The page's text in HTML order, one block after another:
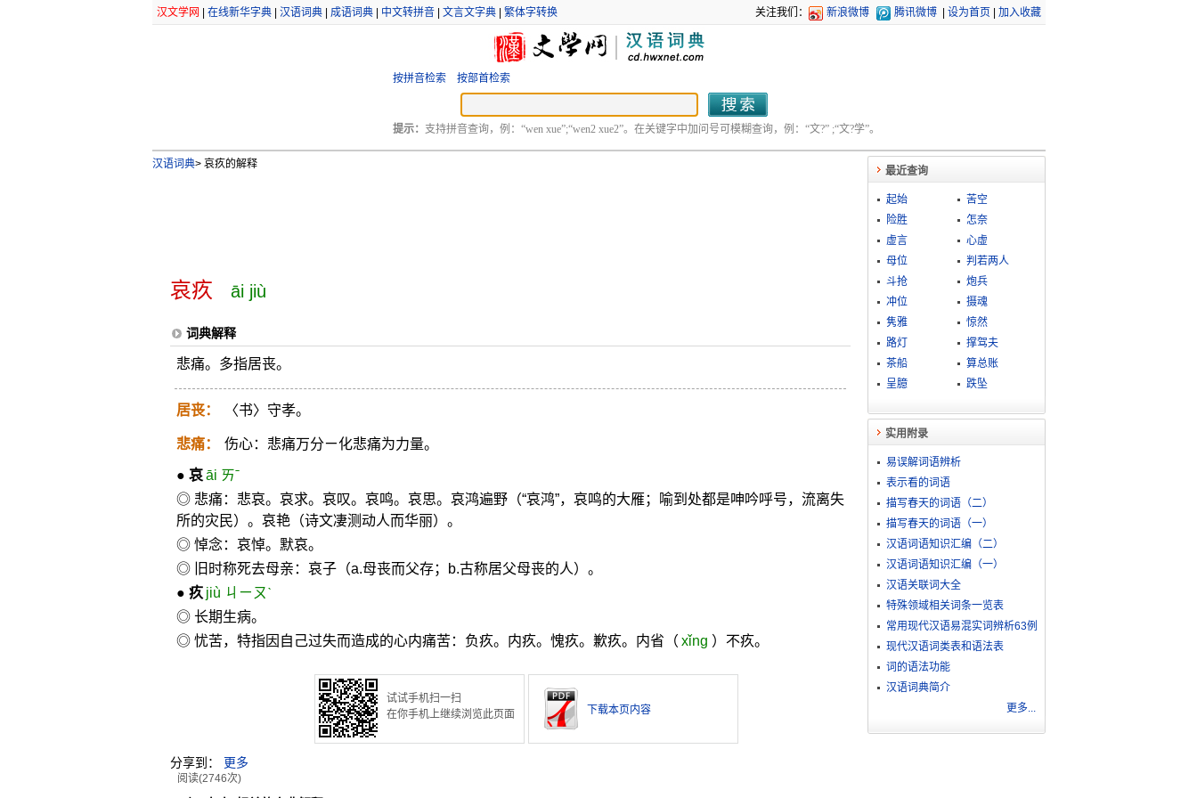
汉文学网 在线新华字典| 汉语词典| 成语词典| 中文转拼音| 文言文字典| 繁体字转换 关注我们： 新浪微博 腾讯微博 设为首页 加入收藏
按拼音检索 按部首检索
提示： 支持拼音查询，例：“wen xue”;“wen2 xue2”。在关键字中加问号可模糊查询，例：“文?” ;“文?学”。
汉语词典>哀疚的解释
哀疚 āi jiù
词典解释
悲痛。多指居丧。
居丧： 〈书〉守孝。
悲痛： 伤心：悲痛万分ㄧ化悲痛为力量。
● 哀 āi ㄞˉ
◎ 悲痛：悲哀。哀求。哀叹。哀鸣。哀思。哀鸿遍野（“哀鸿”，哀鸣的大雁；喻到处都是呻吟呼号，流离失
所的灾民）。哀艳（诗文凄测动人而华丽）。
◎ 悼念：哀悼。默哀。
◎ 旧时称死去母亲：哀子（a.母丧而父存；b.古称居父母丧的人）。
● 疚 jiù ㄐㄧㄡˋ
◎ 长期生病。
◎ 忧苦，特指因自己过失而造成的心内痛苦：负疚。内疚。愧疚。歉疚。内省（ xǐng ）不疚。
试试手机扫一扫
在你手机上继续浏览此页面
下载本页内容
分享到： 更多
阅读(2746次)
最近查询
起始
苦空
险胜
怎奈
虚言
心虚
母位
判若两人
斗抢
炮兵
冲位
摄魂
隽雅
惊然
路灯
撑驾夫
茶船
算总账
呈臆
跌坠
实用附录
易误解词语辨析
表示看的词语
描写春天的词语（二）
描写春天的词语（一）
汉语词语知识汇编（二）
汉语词语知识汇编（一）
汉语关联词大全
特殊领域相关词条一览表
常用现代汉语易混实词辨析63例
现代汉语词类表和语法表
词的语法功能
汉语词典简介
更多...